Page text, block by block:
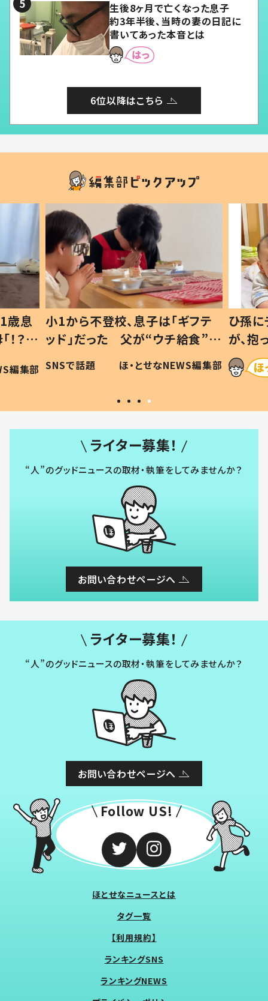
生後8ヶ月で亡くなった息子
約3年半後、当時の妻の日記に
書いてあった本音とは
6位以降はこちら
歳息
？」
編集部
小1から不登校、息子は「ギフテ
ッド」だった 父が“ウチ給食”を
作り続ける理由とは #令和の親
#令和の子
SNSで話題 ほ・とせなNEWS編集部
ひ孫
が、
「涙が
い」
ライター募集！
“人”のグッドニュースの取材・執筆をしてみませんか？
お問い合わせページへ
ライター募集！
“人”のグッドニュースの取材・執筆をしてみませんか？
お問い合わせページへ
Follow US!
ほとせなニュースとは
タグ一覧
【利用規約】
ランキングSNS
ランキングNEWS